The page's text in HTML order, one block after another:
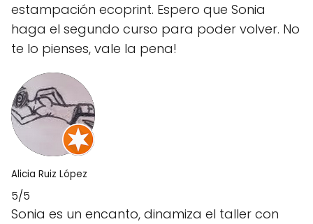
estampación ecoprint. Espero que Sonia
haga el segundo curso para poder volver. No
te lo pienses, vale la pena!
Alicia Ruiz López
5/5
Sonia es un encanto, dinamiza el taller con